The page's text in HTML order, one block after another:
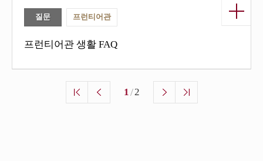
질문 프런티어관
프런티어관 생활 FAQ
열기/닫
1/2